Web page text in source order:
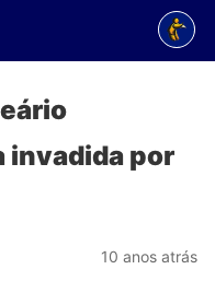
invadida por
10 anos atrás